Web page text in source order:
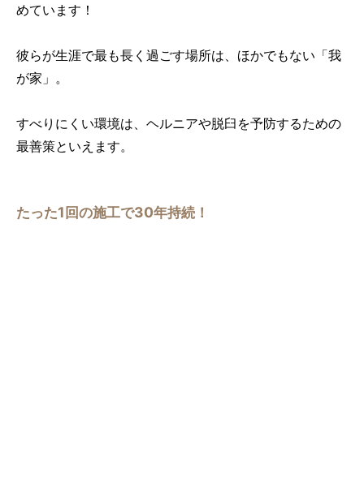
めています！
彼らが生涯で最も長く過ごす場所は、ほかでもない「我
が家」。
すべりにくい環境は、ヘルニアや脱臼を予防するための
最善策といえます。
たった1回の施工で30年持続！